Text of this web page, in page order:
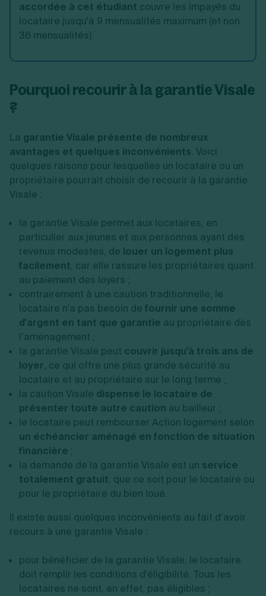
accordée à cet étudiant couvre les impayés du
locataire jusqu'à 9 mensualités maximum (et non
36 mensualités).
Pourquoi recourir à la garantie Visale
?
La garantie Visale présente de nombreux
avantages et quelques inconvénients. Voici
quelques raisons pour lesquelles un locataire ou un
propriétaire pourrait choisir de recourir à la garantie
Visale :
la garantie Visale permet aux locataires, en
particulier aux jeunes et aux personnes ayant des
revenus modestes, de louer un logement plus
facilement, car elle rassure les propriétaires quant
au paiement des loyers ;
contrairement à une caution traditionnelle, le
locataire n'a pas besoin de fournir une somme
d'argent en tant que garantie au propriétaire dès
l’aménagement ;
la garantie Visale peut couvrir jusqu'à trois ans de
loyer, ce qui offre une plus grande sécurité au
locataire et au propriétaire sur le long terme ;
la caution Visale dispense le locataire de
présenter toute autre caution au bailleur ;
le locataire peut rembourser Action logement selon
un échéancier aménagé en fonction de situation
financière ;
la demande de la garantie Visale est un service
totalement gratuit, que ce soit pour le locataire ou
pour le propriétaire du bien loué.
Il existe aussi quelques inconvénients au fait d’avoir
recours à une garantie Visale :
pour bénéficier de la garantie Visale, le locataire
doit remplir les conditions d'éligibilité. Tous les
locataires ne sont, en effet, pas éligibles ;